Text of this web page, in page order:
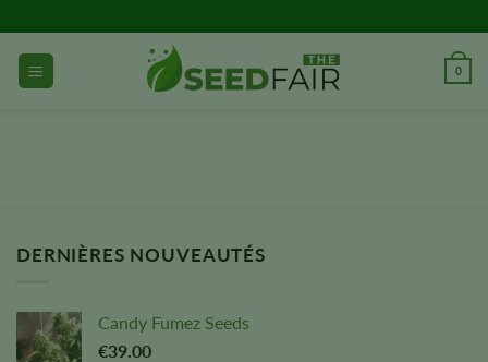
directement
contenu
0
DERNIÈRES NOUVEAUTÉS
Candy Fumez Seeds
€39.00